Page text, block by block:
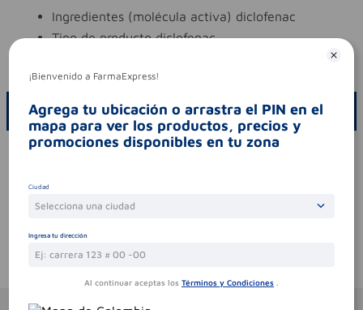
ingredientes (molécula activa) diclofenac
tipo de producto diclofenac
ESCRIBE UN COMENTARIO
Por favor, inicie sesión para escribir un comentario
Te puede interesar
¡Bienvenido a FarmaExpress!
Agrega tu ubicación o arrastra el PIN en el
mapa para ver los productos, precios y
promociones disponibles en tu zona
Ciudad
Selecciona una ciudad
Ingresa tu dirección
Al continuar aceptas los Términos y Condiciones .